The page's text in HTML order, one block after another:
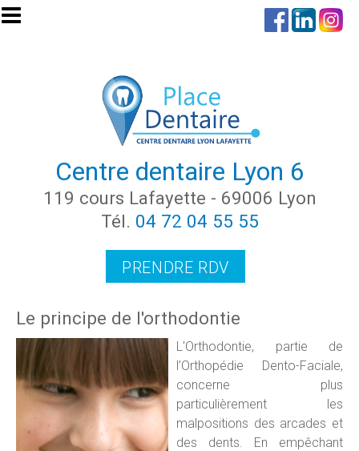
Aller au contenu principal
Centre dentaire Lyon 6
119 cours Lafayette - 69006 Lyon
Tél. 04 72 04 55 55
PRENDRE RDV
Le principe de l'orthodontie
L'Orthodontie, partie de
l’Orthopédie Dento-Faciale,
concerne plus
particulièrement les
malpositions des arcades et
des dents. En empêchant